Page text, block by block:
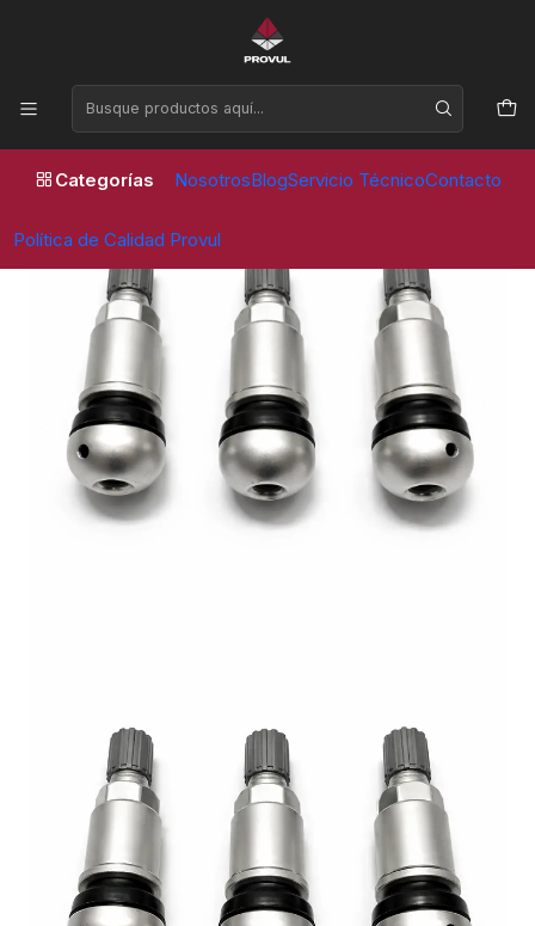
Categorías NosotrosBlogServicio TécnicoContacto
Política de Calidad Provul
Horario de atención Lunes a Viernes de 09:00 a 17:30 horas
Inicio Valvulas